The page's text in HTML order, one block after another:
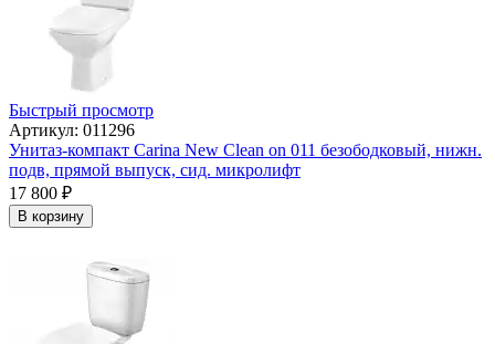
Быстрый просмотр
Артикул: 011296
Унитаз-компакт Carina New Clean on 011 безободковый, нижн.
подв, прямой выпуск, сид. микролифт
17 800 ₽
В корзину